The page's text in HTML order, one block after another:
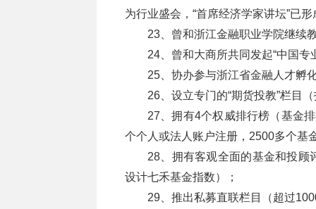
为行业盛会，“首席经济学家讲坛”已
23、曾和浙江金融职业学院继续
24、曾和大商所共同发起“中国专
25、协办参与浙江省金融人才孵
26、设立专门的“期货投教”栏目
27、拥有4个权威排行榜（基金
个个人或法人账户注册，2500多个基
28、拥有客观全面的基金和投顾
设计七禾基金指数）；
29、推出私募直联栏目（超过